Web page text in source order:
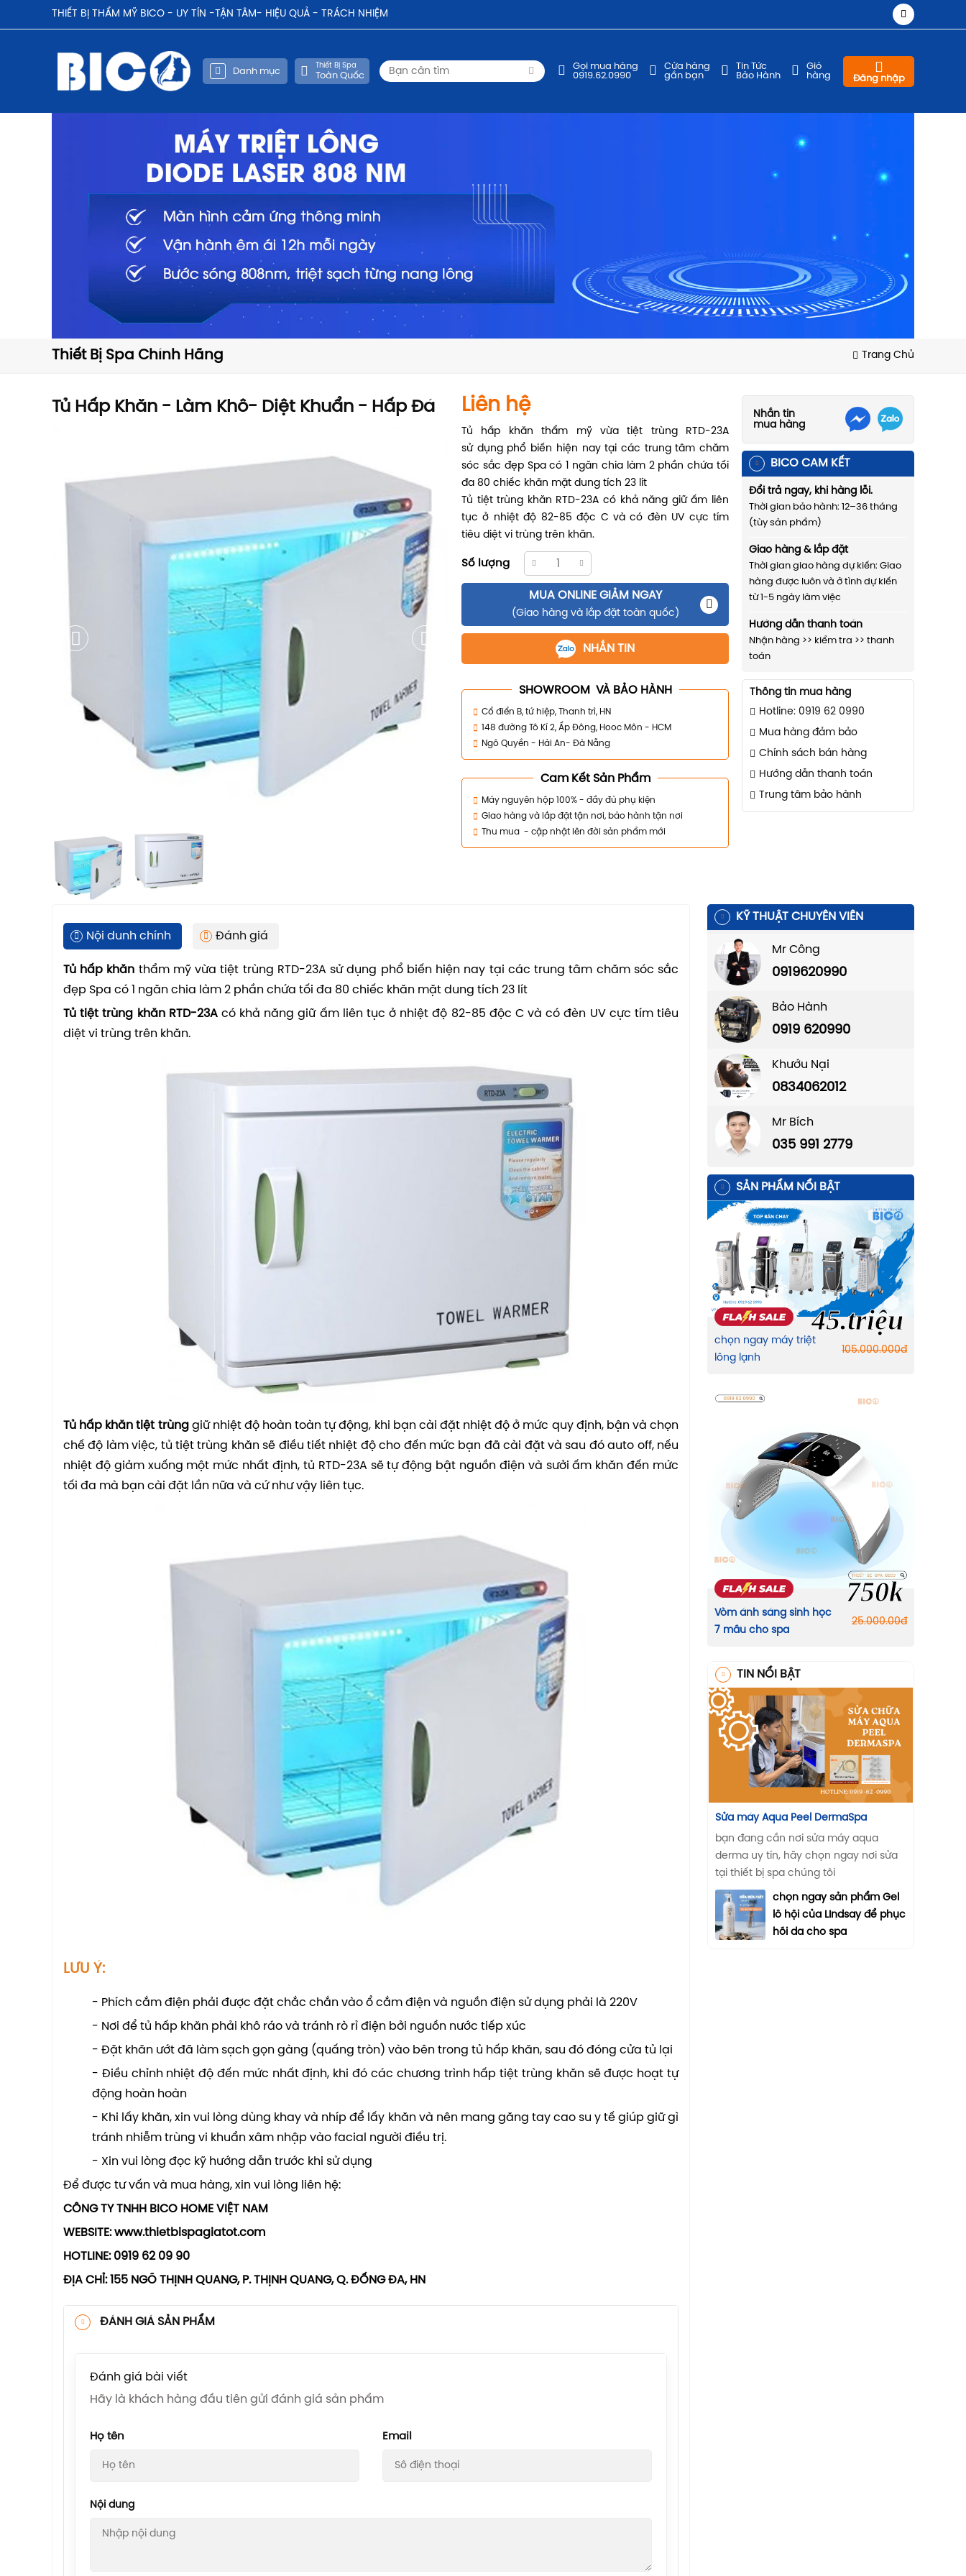
THIẾT BỊ THẨM MỸ BICO - UY TÍN -TẬN TÂM- HIỆU QUẢ - TRÁCH NHIỆM
Danh mục
Thiết Bị Spa
Toàn Quốc
Gọi mua hàng
0919.62.0990
Cửa hàng
gần bạn
Tin Tức
Bảo Hành
Giỏ
hàng
Đăng nhập
Thiết Bị Spa Chính Hãng Trang Chủ
Tủ Hấp Khăn - Làm Khô- Diệt Khuẩn - Hấp Đá Liên hệ
Tủ hấp khăn thẩm mỹ vừa tiệt trùng RTD-23A
sử dụng phổ biến hiện nay tại các trung tâm chăm
sóc sắc đẹp Spa có 1 ngăn chia làm 2 phần chứa tối
đa 80 chiếc khăn mặt dung tích 23 lít
Tủ tiệt trùng khăn RTD-23A có khả năng giữ ấm liên
tục ở nhiệt độ 82-85 độc C và có đèn UV cực tím
tiêu diệt vi trùng trên khăn.
Số lượng
MUA ONLINE GIẢM NGAY
(Giao hàng và lắp đặt toàn quốc)
NHẮN TIN
SHOWROOM VÀ BẢO HÀNH
Cổ điển B, tứ hiệp, Thanh trì, HN
148 đường Tô Kí 2, Ấp Đông, Hooc Môn - HCM
Ngô Quyền - Hải An- Đà Nẵng
Cam Kết Sản Phẩm
Máy nguyên hộp 100% - đầy đủ phụ kiện
Giao hàng và lắp đặt tận nơi, bảo hành tận nơi
Thu mua - cập nhật lên đời sản phẩm mới
Nhắn tin
mua hàng
BICO CAM KẾT
Đổi trả ngay, khi hàng lỗi.
Thời gian bảo hành: 12–36 tháng
(tùy sản phẩm)
Giao hàng & lắp đặt
Thời gian giao hàng dự kiến: Giao
hàng được luôn và ở tình dự kiến
từ 1-5 ngày làm việc
Hướng dẫn thanh toán
Nhận hàng >> kiểm tra >> thanh
toán
Thông tin mua hàng
Hotline: 0919 62 0990
Mua hàng đảm bảo
Chính sách bán hàng
Hướng dẫn thanh toán
Trung tâm bảo hành
Nội dunh chính Đánh giá
Tủ hấp khăn thẩm mỹ vừa tiệt trùng RTD-23A sử dụng phổ biến hiện nay tại các trung tâm chăm sóc sắc
đẹp Spa có 1 ngăn chia làm 2 phần chứa tối đa 80 chiếc khăn mặt dung tích 23 lít
Tủ tiệt trùng khăn RTD-23Acó khả năng giữ ấm liên tục ở nhiệt độ 82-85 độc C và có đèn UV cực tím tiêu
diệt vi trùng trên khăn.
Tủ hấp khăn tiệt trùnggiữ nhiệt độ hoàn toàn tự động, khi bạn cài đặt nhiệt độ ở mức quy định, bận và chọn
chế độ làm việc, tủ tiệt trùng khăn sẽ điều tiết nhiệt độ cho đến mức bạn đã cài đặt và sau đó auto off, nếu
nhiệt độ giảm xuống một mức nhất định, tủ RTD-23A sẽ tự động bật nguồn điện và sưởi ấm khăn đến mức
tối đa mà bạn cài đặt lần nữa và cứ như vậy liên tục.
LƯU Ý:
- Phích cắm điện phải được đặt chắc chắn vào ổ cắm điện và nguồn điện sử dụng phải là 220V
- Nơi để tủ hấp khăn phải khô ráo và tránh rò rỉ điện bởi nguồn nước tiếp xúc
- Đặt khăn ướt đã làm sạch gọn gàng (quấng tròn) vào bên trong tủ hấp khăn, sau đó đóng cửa tủ lại
- Điều chỉnh nhiệt độ đến mức nhất định, khi đó các chương trình hấp tiệt trùng khăn sẽ được hoạt tự
động hoàn hoàn
- Khi lấy khăn, xin vui lòng dùng khay và nhíp để lấy khăn và nên mang găng tay cao su y tế giúp giữ gì
tránh nhiễm trùng vi khuẩn xâm nhập vào facial người điều trị.
- Xin vui lòng đọc kỹ hướng dẫn trước khi sử dụng
Để được tư vấn và mua hàng, xin vui lòng liên hệ:
CÔNG TY TNHH BICO HOME VIỆT NAM
WEBSITE: www.thietbispagiatot.com
HOTLINE: 0919 62 09 90
ĐỊA CHỈ: 155 NGÕ THỊNH QUANG, P. THỊNH QUANG, Q. ĐỐNG ĐA, HN
ĐÁNH GIÁ SẢN PHẨM
Đánh giá bài viết
Hãy là khách hàng đầu tiên gửi đánh giá sản phẩm
Họ tên Email
Nội dung
KỸ THUẬT CHUYÊN VIÊN
Mr Công
0919620990
Bảo Hành
0919 620990
Khướu Nại
0834062012
Mr Bích
035 991 2779
SẢN PHẨM NỔI BẬT
45.triệu
chọn ngay máy triệt
lông lạnh
105.000.000đ
750k
Vòm ánh sáng sinh học
7 mầu cho spa
25.000.00đ
TIN NỔI BẬT
Sửa máy Aqua Peel DermaSpa
bạn đang cần nơi sửa máy aqua
derma uy tín, hãy chọn ngay nơi sửa
tại thiết bị spa chúng tôi
chọn ngay sản phẩm Gel
lô hội của LIndsay để phục
hồi da cho spa